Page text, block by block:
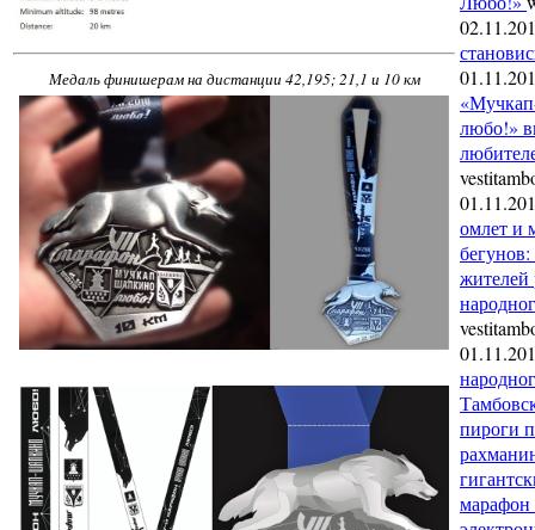
Медаль финишерам на дистанции 42,195; 21,1 и 10 км
любо!»
омлет и
жителей
пироги
марафон